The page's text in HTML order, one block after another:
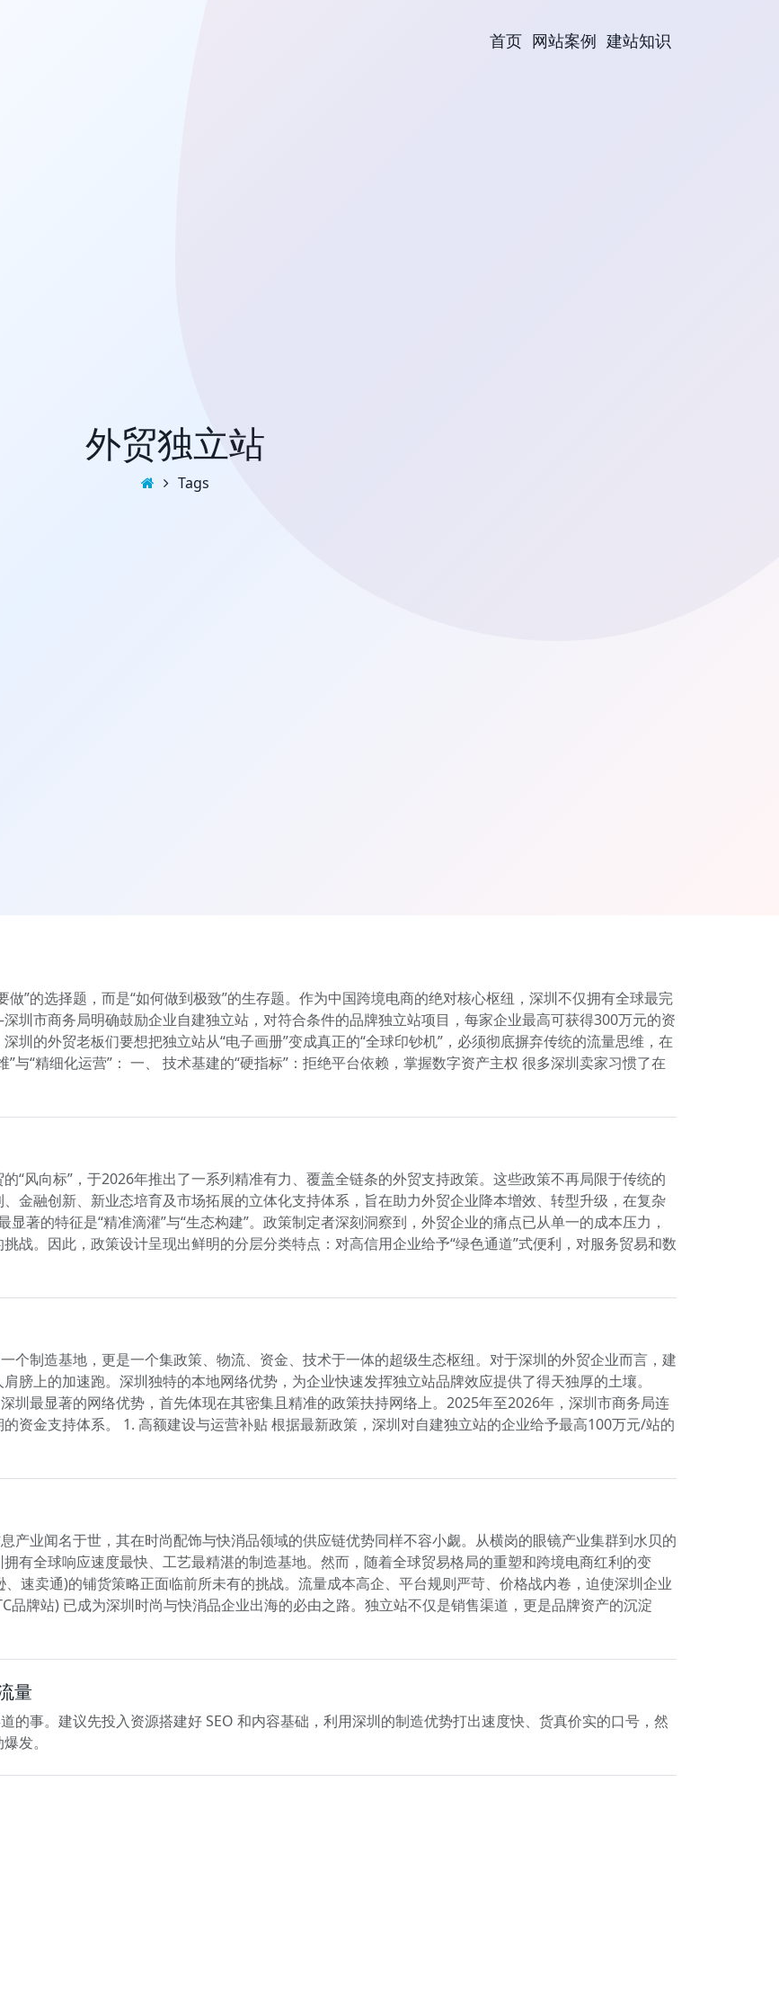
首页 网站案例 建站知识
外贸独立站
Tags
”的选择题，而是“如何做到极致”的生存题。作为中国跨境电商的绝对核心枢纽，深圳不仅拥有全球最完
市商务局明确鼓励企业自建独立站，对符合条件的品牌独立站项目，每家企业最高可获得300万元的资
圳的外贸老板们要想把独立站从“电子画册”变成真正的“全球印钞机”，必须彻底摒弃传统的流量思维，在
与“精细化运营”： 一、 技术基建的“硬指标”：拒绝平台依赖，掌握数字资产主权 很多深圳卖家习惯了在
“风向标”，于2026年推出了一系列精准有力、覆盖全链条的外贸支持政策。这些政策不再局限于传统的
金融创新、新业态培育及市场拓展的立体化支持体系，旨在助力外贸企业降本增效、转型升级，在复杂
著的特征是“精准滴灌”与“生态构建”。政策制定者深刻洞察到，外贸企业的痛点已从单一的成本压力，
战。因此，政策设计呈现出鲜明的分层分类特点：对高信用企业给予“绿色通道”式便利，对服务贸易和数
个制造基地，更是一个集政策、物流、资金、技术于一体的超级生态枢纽。对于深圳的外贸企业而言，建
膀上的加速跑。深圳独特的本地网络优势，为企业快速发挥独立站品牌效应提供了得天独厚的土壤。
圳最显著的网络优势，首先体现在其密集且精准的政策扶持网络上。2025年至2026年，深圳市商务局连
资金支持体系。 1. 高额建设与运营补贴 根据最新政策，深圳对自建独立站的企业给予最高100万元/站的
产业闻名于世，其在时尚配饰与快消品领域的供应链优势同样不容小觑。从横岗的眼镜产业集群到水贝的
有全球响应速度最快、工艺最精湛的制造基地。然而，随着全球贸易格局的重塑和跨境电商红利的变
速卖通)的铺货策略正面临前所未有的挑战。流量成本高企、平台规则严苛、价格战内卷，迫使深圳企业
品牌站) 已成为深圳时尚与快消品企业出海的必由之路。独立站不仅是销售渠道，更是品牌资产的沉淀
量
事。建议先投入资源搭建好 SEO 和内容基础，利用深圳的制造优势打出速度快、货真价实的口号，然
发。